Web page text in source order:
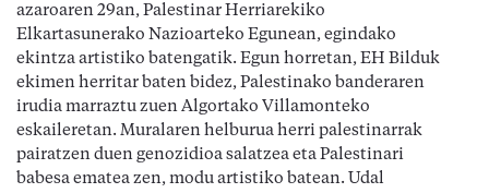
azaroaren 29an, Palestinar Herriarekiko
Elkartasunerako Nazioarteko Egunean, egindako
ekintza artistiko batengatik. Egun horretan, EH Bilduk
ekimen herritar baten bidez, Palestinako banderaren
irudia marraztu zuen Algortako Villamonteko
eskaileretan. Muralaren helburua herri palestinarrak
pairatzen duen genozidioa salatzea eta Palestinari
babesa ematea zen, modu artistiko batean. Udal